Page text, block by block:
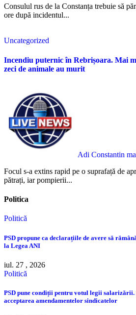
Consulul rus de la Constanța trebuie să părăsească România în 72 de
ore după incidentul...
Uncategorized
Incendiu puternic în Rebrișoara. Mai
zeci de animale au murit
Adi Constantin
Focul s-a extins rapid pe o suprafață de aproximativ 200 de metri
pătrați, iar pompierii...
Politica
Politică
PSD propune ca declarațiile de avere să
la Legea ANI
iul. 27 , 2026
Politică
PSD pune condiții pentru votul legii salarizării.
acceptarea amendamentelor sindicatelor